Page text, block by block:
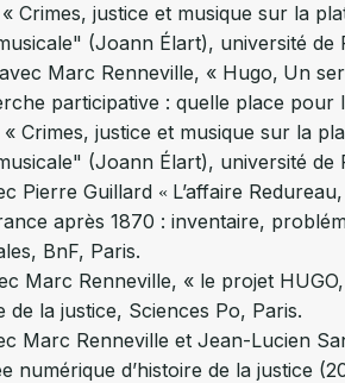
« Crimes, justice et musique sur la
(Joann Élart), université de
Marc Renneville, « Hugo, Un
participative : quelle place
« Crimes, justice et musique sur la
(Joann Élart), université de
Pierre Guillard « L’affaire
après 1870 : inventaire,
BnF, Paris.
Marc Renneville, « le projet
de la justice, Sciences Po, Paris.
Marc Renneville et Jean-Lucien
numérique d’histoire de la justice